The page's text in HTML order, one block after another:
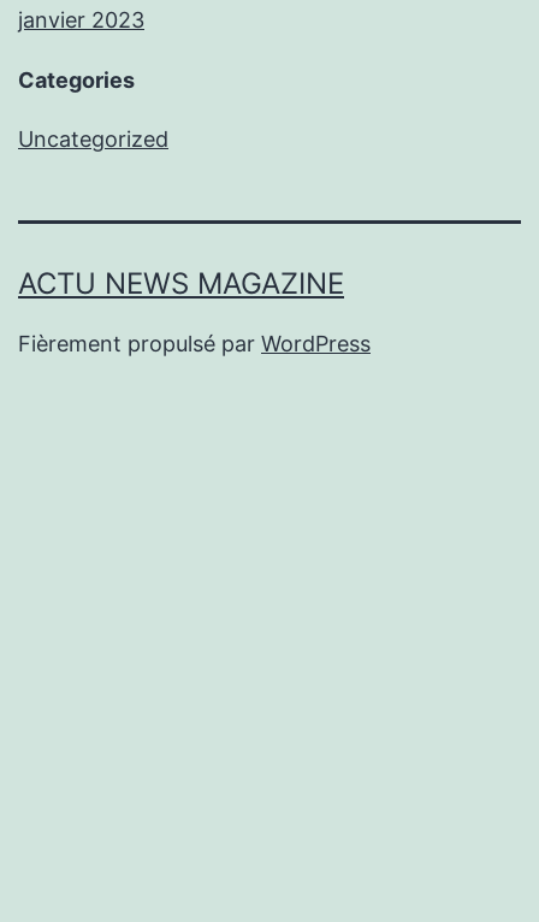
janvier 2023
Categories
Uncategorized
ACTU NEWS MAGAZINE
Fièrement propulsé par WordPress